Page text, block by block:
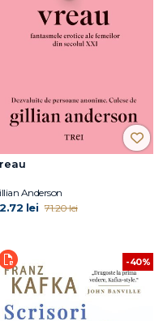
Anderson
lei 71.20 lei
-40%